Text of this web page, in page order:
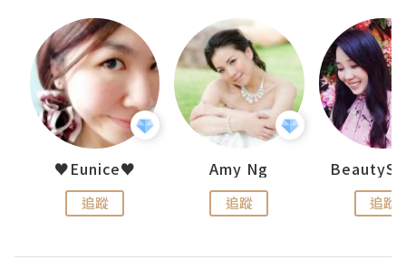
♥Eunice♥
追蹤
Amy Ng
追蹤 追蹤